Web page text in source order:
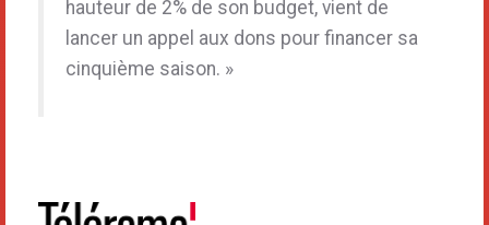
hauteur de 2% de son budget, vient de
lancer un appel aux dons pour financer sa
cinquième saison. »